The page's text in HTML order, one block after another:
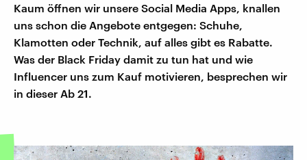
Kaum öffnen wir unsere Social Media Apps, knallen
uns schon die Angebote entgegen: Schuhe,
Klamotten oder Technik, auf alles gibt es Rabatte.
Was der Black Friday damit zu tun hat und wie
Influencer uns zum Kauf motivieren, besprechen wir
in dieser Ab 21.